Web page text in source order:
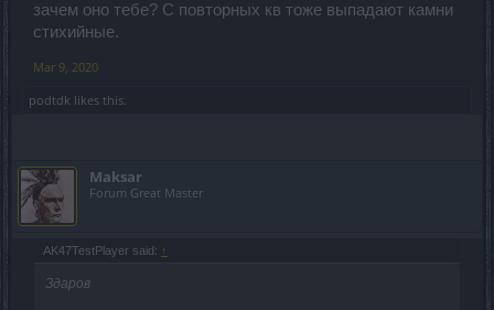
зачем оно тебе? С повторных кв тоже выпадают камни
стихийные.
Mar 9, 2020
podtdk likes this.
Maksar
Forum Great Master
AK47TestPlayer said: ↑
Здаров